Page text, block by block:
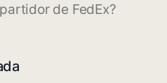
de FedEx?